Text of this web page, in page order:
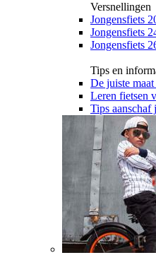
Versnellingen
Jongensfiets
Jongensfiets
Jongensfiets
Tips en
De juiste
Leren fietsen
Tips aanschaf